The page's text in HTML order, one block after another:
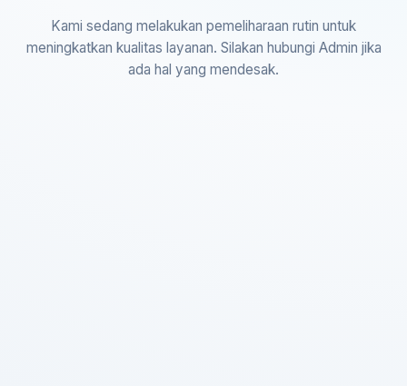
Kami sedang melakukan pemeliharaan rutin untuk
meningkatkan kualitas layanan. Silakan hubungi Admin jika
ada hal yang mendesak.